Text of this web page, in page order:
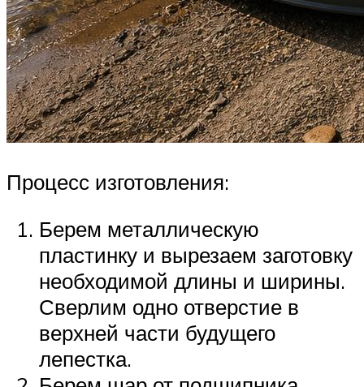
Процесс изготовления:
Берем металлическую
пластинку и вырезаем заготовку
необходимой длины и ширины.
Сверлим одно отверстие в
верхней части будущего
лепестка.